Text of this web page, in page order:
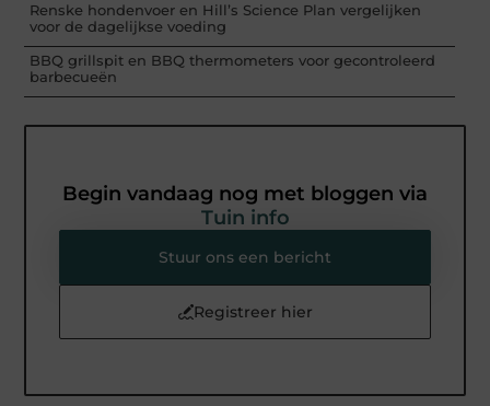
Renske hondenvoer en Hill’s Science Plan vergelijken
voor de dagelijkse voeding
BBQ grillspit en BBQ thermometers voor gecontroleerd
barbecueën
Begin vandaag nog met bloggen via
Tuin info
Stuur ons een bericht
Registreer hier